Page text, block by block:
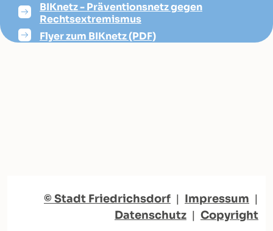
BIKnetz - Präventionsnetz gegen
Rechtsextremismus
Flyer zum BIKnetz (PDF)
© Stadt Friedrichsdorf | Impressum |
Datenschutz | Copyright